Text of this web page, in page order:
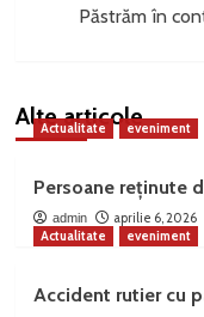
Păstrăm în
Alte articole
Actualitate eveniment
Persoane reținute
admin
aprilie 6, 2026
Actualitate
eveniment
Accident rutier cu